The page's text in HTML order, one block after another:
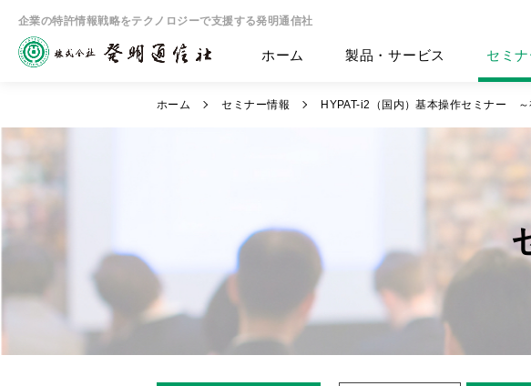
企業の特許情報戦略をテクノロジーで支援する発明通信社
ホーム 製品・サービス セミ
ホーム セミナー情報 HYPAT-i2（国内）基本操作セミナー ～